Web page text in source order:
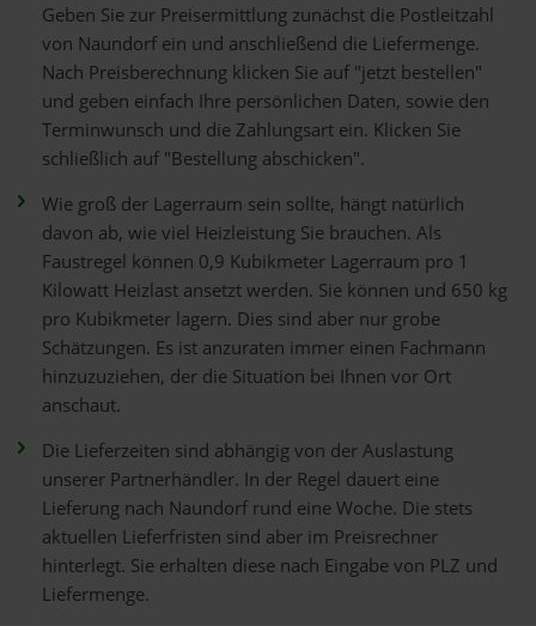
Geben Sie zur Preisermittlung zunächst die Postleitzahl
von Naundorf ein und anschließend die Liefermenge.
Nach Preisberechnung klicken Sie auf "jetzt bestellen"
und geben einfach Ihre persönlichen Daten, sowie den
Terminwunsch und die Zahlungsart ein. Klicken Sie
schließlich auf "Bestellung abschicken".
Wie groß der Lagerraum sein sollte, hängt natürlich
davon ab, wie viel Heizleistung Sie brauchen. Als
Faustregel können 0,9 Kubikmeter Lagerraum pro 1
Kilowatt Heizlast ansetzt werden. Sie können und 650 kg
pro Kubikmeter lagern. Dies sind aber nur grobe
Schätzungen. Es ist anzuraten immer einen Fachmann
hinzuzuziehen, der die Situation bei Ihnen vor Ort
anschaut.
Die Lieferzeiten sind abhängig von der Auslastung
unserer Partnerhändler. In der Regel dauert eine
Lieferung nach Naundorf rund eine Woche. Die stets
aktuellen Lieferfristen sind aber im Preisrechner
hinterlegt. Sie erhalten diese nach Eingabe von PLZ und
Liefermenge.